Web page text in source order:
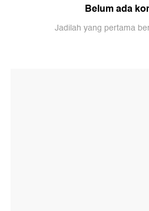
Belum ada
Jadilah yang pertama